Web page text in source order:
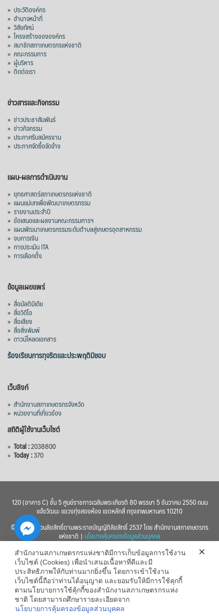
» ประวัติองค์กร
» อำนาจหน้าที่
» วิสัยทัศน์
» โครงสร้างขององค์กร
» สมาชิกสภาเกษตรกรแห่งชาติ
» คณะกรรมการ
» ผู้บริหาร
» ติดต่อเรา
ข่าวสารและกิจกรรม
» ข่าวประชาสัมพันธ์
» ข่าวกิจกรรม
» ประกาศรับสมัครงาน
» ประกาศจัดซื้อจัดจ้าง
แผน-ผลการดำเนินงาน
» ยุทธศาสตร์สภาเกษตรกรแห่งชาติ
» แผนแม่บทเพื่อพัฒนาเกษตรกรรม
» รายงานประจำปี
» ข้อเสนอและผลงานคณะกรรมการฯ
» แผนพัฒนาเกษตรกรรมระดับตำบลสู่เกษตรอุตสาหกรรม
» งบการเงิน
» การประเมิน ITA
» การเลือกตั้ง
ข้อมูลเผยแพร่
» สื่อมัลติมีเดีย
» สื่อวิดีโอ
» สื่อเสียง
» สื่อสิ่งพิมพ์
» ดาวน์โหลดเอกสาร
ร้องเรียนการทุจริตและประพฤติมิชอบ
เว็บลิงก์
» สำนักงานสภาเกษตรกรจังหวัด
» หน่วยงานที่เกี่ยวข้อง
สถิติผู้ใช้งานเว็บไซต์
» Total :2038800
» Today :370
120 (อาคาร C) ชั้น 5 ศูนย์ราชการเฉลิมพระเกียรติ 80 พรรษา 5 ธันวาคม 2550 ถนน
แจ้งวัฒนะ แขวงทุ่งสองห้อง เขตหลักสี่ กรุงเทพมหานคร 10210
© 2560 สงวนลิขสิทธิ์ตามพระราชบัญญัติลิขสิทธิ์ 2537 โดย สำนักงานสภาเกษตรกร
แห่งชาติ | นโยบายคุ้มครองข้อมูลส่วนบุคคล
สำนักงานสภาเกษตรกรแห่งชาติมีการเก็บข้อมูลการใช้งาน
เว็บไซต์ (Cookies) เพื่อนำเสนอเนื้อหาที่ดีและมี
ประสิทธิภาพให้กับท่านมากยิ่งขึ้น โดยการเข้าใช้งาน
เว็บไซต์นี้ถือว่าท่านได้อนุญาต และยอมรับให้มีการใช้คุกกี้
ตามนโยบายการใช้คุ้กกี้ของสำนักงานสภาเกษตรกรแห่ง
ชาติ โดยสามารถศึกษารายละเอียดจาก
นโยบายการคุ้มครองข้อมูลส่วนบุคคล
Hide
chaty